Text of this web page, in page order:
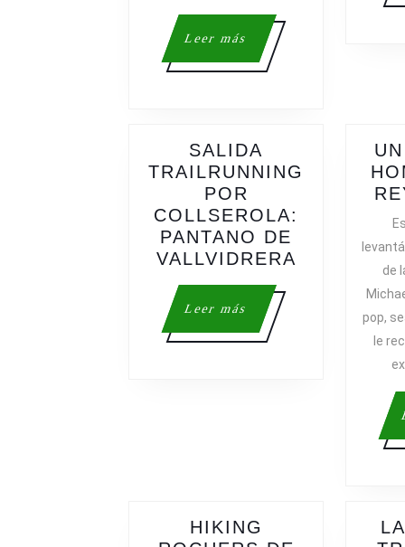
Leer más
Leer
más
SALIDA
TRAILRUNNING
POR
COLLSEROLA:
PANTANO DE
VALLVIDRERA SALIDA
PANTANO
Leer más
Leer
más
de
pop,
le
HIKING